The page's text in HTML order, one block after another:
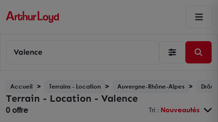
Valence
Accueil Terrains - Location Auvergne-Rhône-Alpes
Terrain - Location - Valence
0 offre Tri : Nouveautés